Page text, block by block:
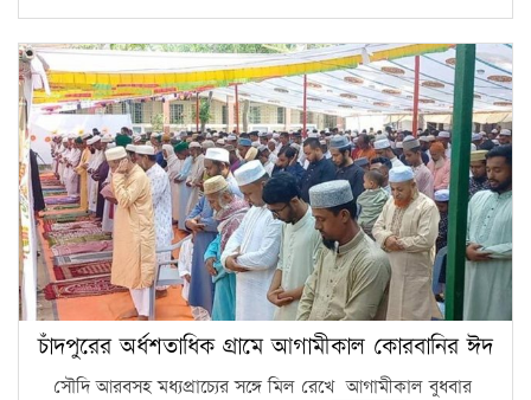
চাঁদপুরের অর্ধশতাধিক গ্রামে আগামীকাল কোরবানির ঈদ
সৌদি আরবসহ মধ্যপ্রাচ্যের সঙ্গে মিল রেখে আগামীকাল বুধবার